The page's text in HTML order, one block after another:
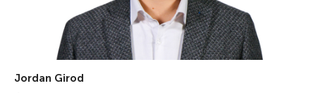
Jordan Girod